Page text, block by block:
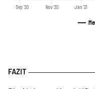
Sep '20 Nov '20 Jan '21